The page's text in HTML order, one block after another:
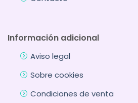
Información adicional
Aviso legal
Sobre cookies
Condiciones de venta